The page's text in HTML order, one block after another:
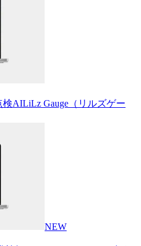
検AILiLz Gauge（リルズゲー
NEW